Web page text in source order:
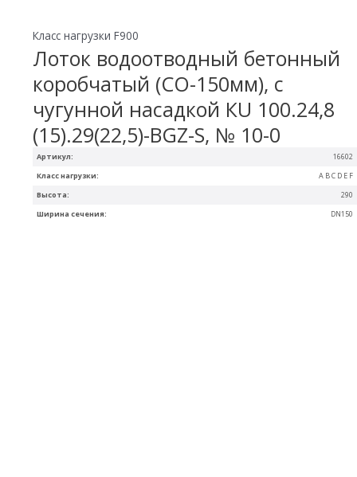
Артикул: 16602
Ширина сечения: DN150
Высота: 290
Класс нагрузки: A B C D E F
Класс нагрузки F900
Лоток водоотводный бетонный
коробчатый (СО-150мм), с
чугунной насадкой КU 100.24,8
(15).29(22,5)-BGZ-S, № 10-0